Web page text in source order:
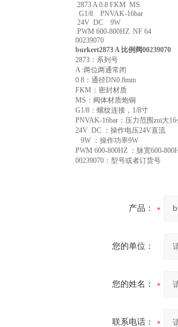
2873 A 0.8 FKM MS
G1/8 PNVAK-16bar
24V DC 9W
PWM 600-800HZ NF 64
00239070
burkert2873 A 比例阀00239070
2873：系列号
A :两位两通常闭
0.8：通径DN0.8mm
FKM：密封材质
MS：阀体材质炮铜
G1/8：螺纹连接，1/8寸
PNVAK-16bar：压力范围zui大
24V DC ：操作电压24V直流
9W ：操作功率9W
PWM 600-800HZ ：脉宽600-
00239070：型号或者订货号
产品：
您的单位：
您的姓名：
联系电话：